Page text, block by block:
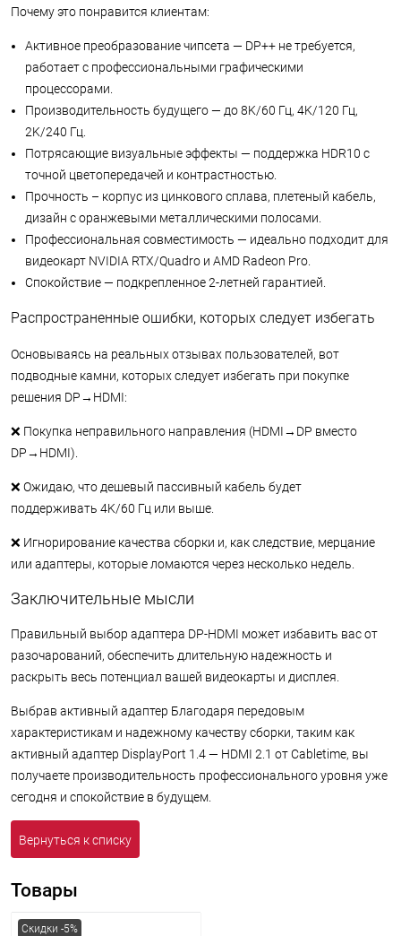
Почему это понравится клиентам:
Активное преобразование чипсета — DP++ не требуется,
работает с профессиональными графическими
процессорами.
Производительность будущего — до 8K/60 Гц, 4K/120 Гц,
2K/240 Гц.
Потрясающие визуальные эффекты — поддержка HDR10 с
точной цветопередачей и контрастностью.
Прочность – корпус из цинкового сплава, плетеный кабель,
дизайн с оранжевыми металлическими полосами.
Профессиональная совместимость — идеально подходит для
видеокарт NVIDIA RTX/Quadro и AMD Radeon Pro.
Спокойствие — подкрепленное 2-летней гарантией.
Распространенные ошибки, которых следует избегать
Основываясь на реальных отзывах пользователей, вот
подводные камни, которых следует избегать при покупке
решения DP→HDMI:
❌ Покупка неправильного направления (HDMI→DP вместо
DP→HDMI).
❌ Ожидаю, что дешевый пассивный кабель будет
поддерживать 4K/60 Гц или выше.
❌ Игнорирование качества сборки и, как следствие, мерцание
или адаптеры, которые ломаются через несколько недель.
Заключительные мысли
Правильный выбор адаптера DP-HDMI может избавить вас от
разочарований, обеспечить длительную надежность и
раскрыть весь потенциал вашей видеокарты и дисплея.
Выбрав активный адаптер Благодаря передовым
характеристикам и надежному качеству сборки, таким как
активный адаптер DisplayPort 1.4 — HDMI 2.1 от Cabletime, вы
получаете производительность профессионального уровня уже
сегодня и спокойствие в будущем.
Вернуться к списку
Товары
Скидки -5%